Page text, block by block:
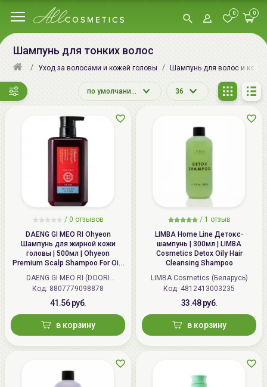
0 0
Шампунь для тонких волос
Уход за волосами и кожей головы Шампунь для волос и кожи
по умолчанию 36
/ 0 отзывов
DAENG GI MEO RI Ohyeon
Шампунь для жирной кожи
головы | 500мл | Ohyeon
Premium Scalp Shampoo For Oily
DAENG GI MEO RI (DOORI
Cosmetics) (Корея)
Код: 8807779098878
41.56 руб.
в корзину
/ 1 отзыв
LIMBA Home Line Детокс-
шампунь | 300мл | LIMBA
Cosmetics Detox Oily Hair
Cleansing Shampoo
LIMBA Cosmetics (Беларусь)
Код: 4812413003235
33.48 руб.
в корзину